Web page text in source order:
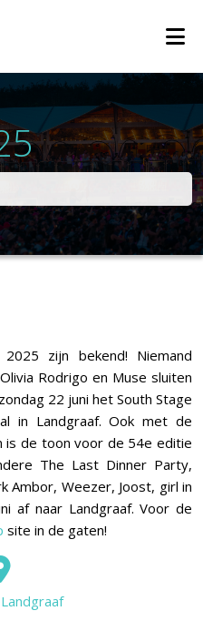
zijn bekend! Niemand
Rodrigo en Muse sluiten
22 juni het South Stage
in Landgraaf. Ook met de
de toon voor de 54e editie
The Last Dinner Party,
Ambor, Weezer, Joost, girl in
af naar Landgraaf. Voor de
site in de gaten!